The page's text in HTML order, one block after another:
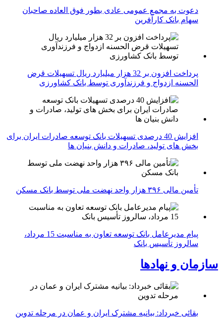
دعوت به مجمع عمومی عادی بطور فوق العاده صاحبان
سهام بانک کارآفرین
پرداخت افزون بر 32 هزار میلیارد ریال تسهیلات قرض
الحسنه ازدواج و فرزندآوری توسط بانک کشاورزی
افزایش 40 درصدی تسهیلات بانک توسعه صادرات ایران برای
بخش های تولید، صادرات و دانش بنیان ها
تأمین مالی ۳۹۶ هزار واحد نهضت ملی توسط بانک مسکن
پیام مدیرعامل بانک توسعه تعاون به مناسبت 15 مرداد،
سالروز تأسیس بانک
سازمان و نهادها
بقائی خبرداد: بیانیه مشترک ایران و عمان در مرحله تدوین